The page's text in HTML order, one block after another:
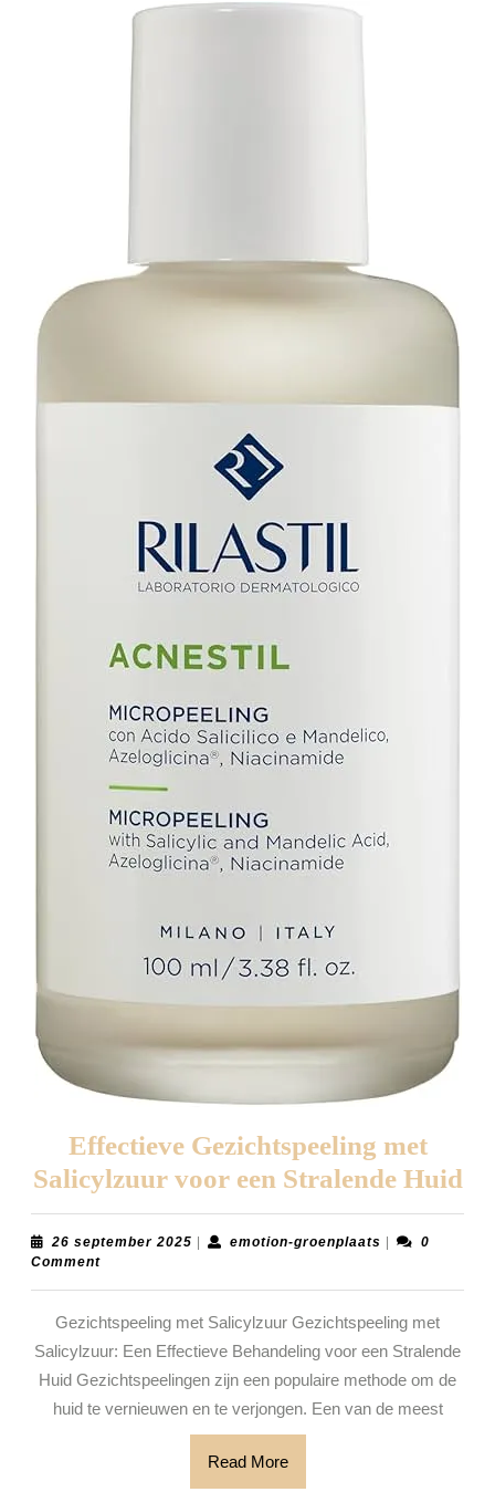
Effectieve Gezichtspeeling met
Salicylzuur voor een Stralende Huid
26 september 2025 26
| emotion-groenplaatsemotion-
|
0
Comment
Gezichtspeeling met Salicylzuur Gezichtspeeling met
Salicylzuur: Een Effectieve Behandeling voor een Stralende
Huid Gezichtspeelingen zijn een populaire methode om de
huid te vernieuwen en te verjongen. Een van de meest
Read MoreRead
More